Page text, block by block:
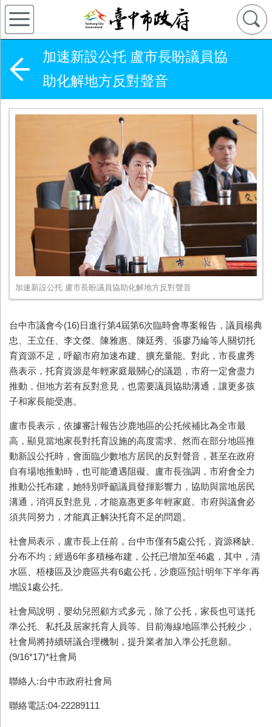
加速新設公托 盧市長盼議員協
助化解地方反對聲音
加速新設公托 盧市長盼議員協助化解地方反對聲音
台中市議會今(16)日進行第4屆第6次臨時會專案報告，議員楊典
忠、王立任、李文傑、陳雅惠、陳廷秀、張廖乃綸等人關切托
育資源不足，呼籲市府加速布建、擴充量能。對此，市長盧秀
燕表示，托育資源是年輕家庭最關心的議題，市府一定會盡力
推動，但地方若有反對意見，也需要議員協助溝通，讓更多孩
子和家長能受惠。
盧市長表示，依據審計報告沙鹿地區的公托候補比為全市最
高，顯見當地家長對托育設施的高度需求。然而在部分地區推
動新設公托時，會面臨少數地方居民的反對聲音，甚至在政府
自有場地推動時，也可能遭遇阻礙。盧市長強調，市府會全力
推動公托布建，她特別呼籲議員發揮影響力，協助與當地居民
溝通，消弭反對意見，才能嘉惠更多年輕家庭。市府與議會必
須共同努力，才能真正解決托育不足的問題。
社會局表示，盧市長上任前，台中市僅有5處公托，資源稀缺、
分布不均；經過6年多積極布建，公托已增加至46處，其中，清
水區、梧棲區及沙鹿區共有6處公托，沙鹿區預計明年下半年再
增設1處公托。
社會局說明，嬰幼兒照顧方式多元，除了公托，家長也可送托
準公托、私托及居家托育人員等。目前海線地區準公托較少，
社會局將持續研議合理機制，提升業者加入準公托意願。
(9/16*17)*社會局
聯絡人:台中市政府社會局
聯絡電話:04-22289111